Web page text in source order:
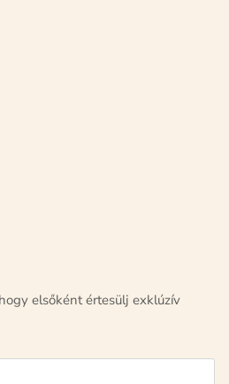
elsőként értesülj exklúzív